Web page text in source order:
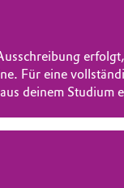
Für eine
deinem Studium